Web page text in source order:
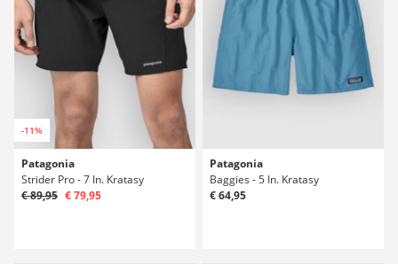
-11%
Patagonia
Strider Pro - 7 In. Kratasy
€ 89,95 € 79,95
Patagonia
Baggies - 5 In. Kratasy
€ 64,95